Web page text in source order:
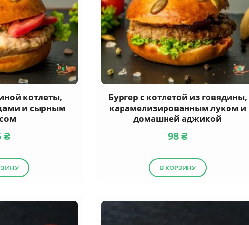
котлеты,
и сырным
₴
Бургер с котлетой из говядины,
карамелизированным луком и
домашней аджикой
98₴
В КОРЗИНУ